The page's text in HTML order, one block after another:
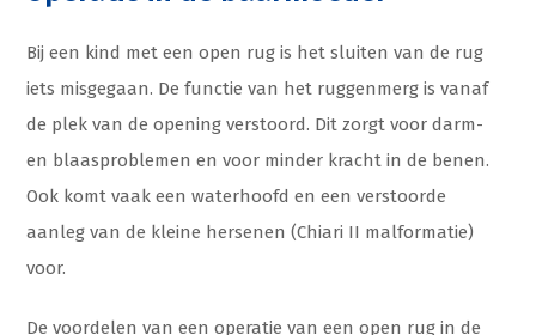
Bij een kind met een open rug is het sluiten van de rug
iets misgegaan. De functie van het ruggenmerg is vanaf
de plek van de opening verstoord. Dit zorgt voor darm-
en blaasproblemen en voor minder kracht in de benen.
Ook komt vaak een waterhoofd en een verstoorde
aanleg van de kleine hersenen (Chiari II malformatie)
voor.
De voordelen van een operatie van een open rug in de